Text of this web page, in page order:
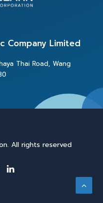
Company Limited
Thai Road, Wang
All rights reserved